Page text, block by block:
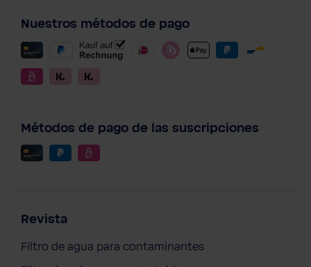
Nuestros métodos de pago
Métodos de pago de las suscripciones
Revista
Filtro de agua para contaminantes